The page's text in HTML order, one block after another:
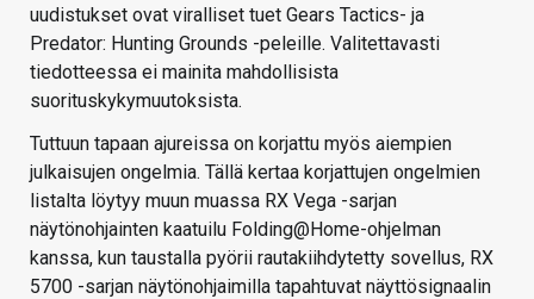
uudistukset ovat viralliset tuet Gears Tactics- ja
Predator: Hunting Grounds -peleille. Valitettavasti
tiedotteessa ei mainita mahdollisista
suorituskykymuutoksista.
Tuttuun tapaan ajureissa on korjattu myös aiempien
julkaisujen ongelmia. Tällä kertaa korjattujen ongelmien
listalta löytyy muun muassa RX Vega -sarjan
näytönohjainten kaatuilu Folding@Home-ohjelman
kanssa, kun taustalla pyörii rautakiihdytetty sovellus, RX
5700 -sarjan näytönohjaimilla tapahtuvat näyttösignaalin